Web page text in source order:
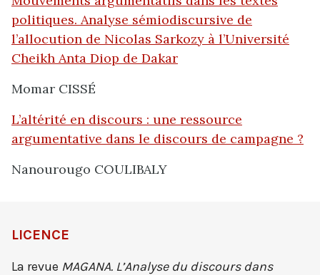
politiques. Analyse sémiodiscursive de
l’allocution de Nicolas Sarkozy à l’Université
Cheikh Anta Diop de Dakar
Momar CISSÉ
L’altérité en discours : une ressource
argumentative dans le discours de campagne ?
Nanourougo COULIBALY
LICENCE
La revue MAGANA. L’Analyse du discours dans